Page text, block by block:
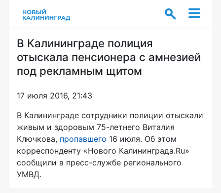
В Калининграде полиция
отыскала пенсионера с амнезией
под рекламным щитом
17 июля 2016, 21:43
В Калининграде сотрудники полиции отыскали
живым и здоровым 75-летнего Виталия
Ключкова, пропавшего 16 июля. Об этом
корреспонденту «Нового Калининграда.Ru»
сообщили в пресс-службе регионального
УМВД.